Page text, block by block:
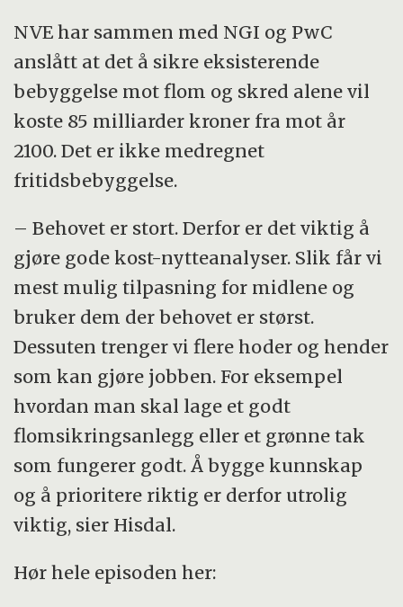
NVE har sammen med NGI og PwC
anslått at det å sikre eksisterende
bebyggelse mot flom og skred alene vil
koste 85 milliarder kroner fra mot år
2100. Det er ikke medregnet
fritidsbebyggelse.
– Behovet er stort. Derfor er det viktig å
gjøre gode kost-nytteanalyser. Slik får vi
mest mulig tilpasning for midlene og
bruker dem der behovet er størst.
Dessuten trenger vi flere hoder og hender
som kan gjøre jobben. For eksempel
hvordan man skal lage et godt
flomsikringsanlegg eller et grønne tak
som fungerer godt. Å bygge kunnskap
og å prioritere riktig er derfor utrolig
viktig, sier Hisdal.
Hør hele episoden her: